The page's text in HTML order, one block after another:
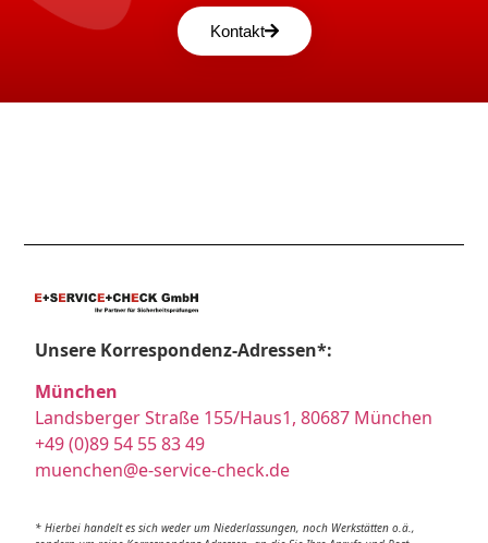
Kontakt
Unsere Korrespondenz-Adressen*:
München
Landsberger Straße 155/Haus1, 80687 München
+49 (0)89 54 55 83 49
muenchen@e-service-check.de
* Hierbei handelt es sich weder um Niederlassungen, noch Werkstätten o.ä.,